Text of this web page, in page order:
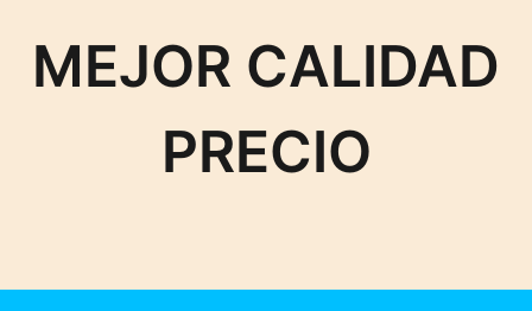
MEJOR CALIDAD
PRECIO